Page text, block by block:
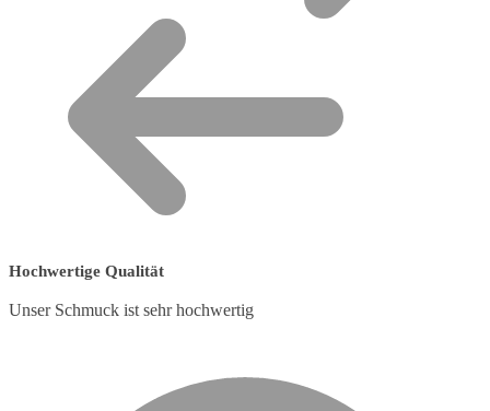
Hochwertige Qualität
Unser Schmuck ist sehr hochwertig